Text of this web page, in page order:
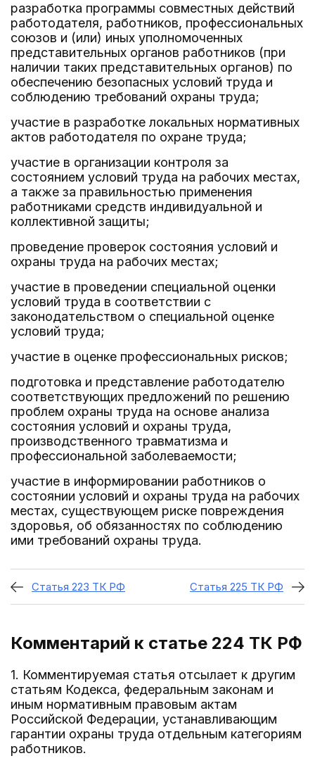
разработка программы совместных действий
работодателя, работников, профессиональных
союзов и (или) иных уполномоченных
представительных органов работников (при
наличии таких представительных органов) по
обеспечению безопасных условий труда и
соблюдению требований охраны труда;
участие в разработке локальных нормативных
актов работодателя по охране труда;
участие в организации контроля за
состоянием условий труда на рабочих местах,
а также за правильностью применения
работниками средств индивидуальной и
коллективной защиты;
проведение проверок состояния условий и
охраны труда на рабочих местах;
участие в проведении специальной оценки
условий труда в соответствии с
законодательством о специальной оценке
условий труда;
участие в оценке профессиональных рисков;
подготовка и представление работодателю
соответствующих предложений по решению
проблем охраны труда на основе анализа
состояния условий и охраны труда,
производственного травматизма и
профессиональной заболеваемости;
участие в информировании работников о
состоянии условий и охраны труда на рабочих
местах, существующем риске повреждения
здоровья, об обязанностях по соблюдению
ими требований охраны труда.
Статья 223 ТК РФ Статья 225 ТК РФ
Комментарий к статье 224 ТК РФ
1. Комментируемая статья отсылает к другим
статьям Кодекса, федеральным законам и
иным нормативным правовым актам
Российской Федерации, устанавливающим
гарантии охраны труда отдельным категориям
работников.